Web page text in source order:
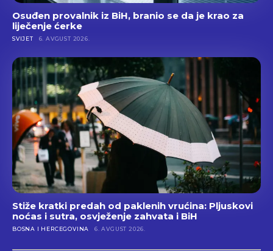
Osuđen provalnik iz BiH, branio se da je krao za
liječenje ćerke
SVIJET 6. AVGUST 2026.
Stiže kratki predah od paklenih vrućina: Pljuskovi
noćas i sutra, osvježenje zahvata i BiH
BOSNA I HERCEGOVINA 6. AVGUST 2026.